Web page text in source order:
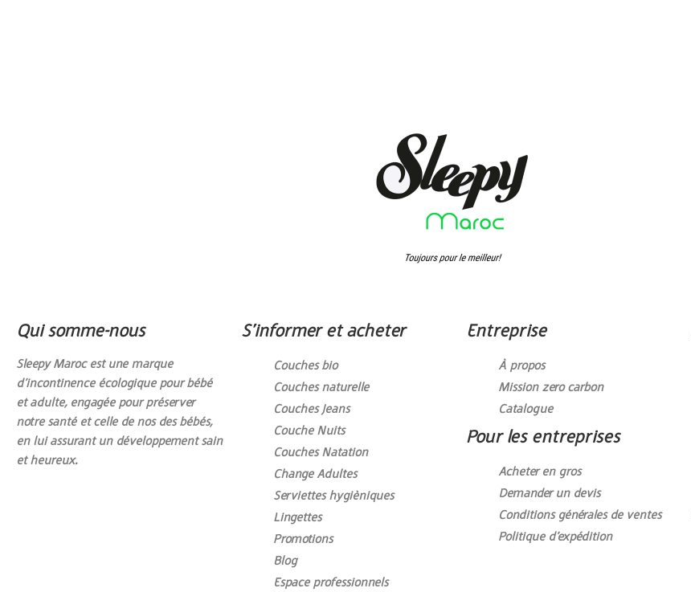
Qui somme-nous
Sleepy Maroc est une marque
d’incontinence écologique pour bébé
et adulte, engagée pour préserver
notre santé et celle de nos des bébés,
en lui assurant un développement sain
et heureux.
S’informer et acheter
Couches bio
Couches naturelle
Couches Jeans
Couche Nuits
Couches Natation
Change Adultes
Serviettes hygièniques
Lingettes
Promotions
Blog
Espace professionnels
Entreprise
À propos
Mission zero carbon
Catalogue
Pour les entreprises
Acheter en gros
Demander un devis
Conditions générales de ventes
Politique d’expédition